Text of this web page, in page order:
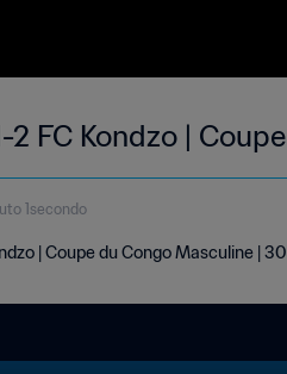
2 FC Kondzo |
1secondo
| Coupe du Congo Masculine |